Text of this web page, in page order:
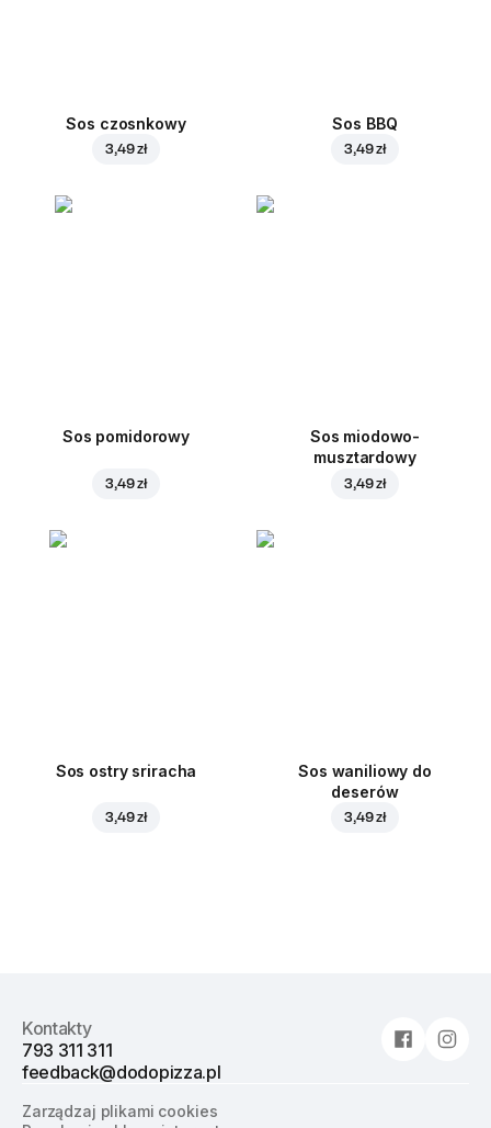
Sos czosnkowy
3,49 zł
Sos BBQ
3,49 zł
Sos pomidorowy
3,49 zł
Sos miodowo-
musztardowy
3,49 zł
Sos ostry sriracha
3,49 zł
Sos waniliowy do
deserów
3,49 zł
Kontakty
793 311 311
feedback@dodopizza.pl
Zarządzaj plikami cookies